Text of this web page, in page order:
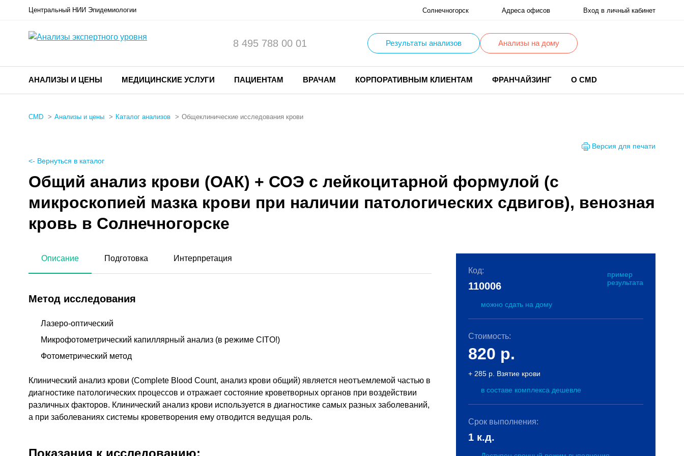
Центральный НИИ Эпидемиологии Солнечногорск Адреса офисов Вход в личный кабинет
8 495 788 00 01 Результаты анализов Анализы на дому
АНАЛИЗЫ И ЦЕНЫ МЕДИЦИНСКИЕ УСЛУГИ ПАЦИЕНТАМ ВРАЧАМ КОРПОРАТИВНЫМ КЛИЕНТАМ ФРАНЧАЙЗИНГ О CMD
CMD Анализы и цены Каталог анализов Общеклинические исследования крови
Версия для печати
<- Вернуться в каталог
Общий анализ крови (ОАК) + СОЭ с лейкоцитарной формулой (с
микроскопией мазка крови при наличии патологических сдвигов), венозная
кровь в Солнечногорске
Описание Подготовка Интерпретация
Метод исследования
Лазеро-оптический
Микрофотометрический капиллярный анализ (в режиме CITO!)
Фотометрический метод
Клинический анализ крови (Complete Blood Count, анализ крови общий) является неотъемлемой частью в
диагностике патологических процессов и отражает состояние кроветворных органов при воздействии
различных факторов. Клинический анализ крови используется в диагностике самых разных заболеваний,
а при заболеваниях системы кроветворения ему отводится ведущая роль.
Код:
пример
результата
110006
можно сдать на дому
Стоимость:
820 р.
+ 285 р. Взятие крови
в составе комплекса дешевле
Срок выполнения:
1 к.д.